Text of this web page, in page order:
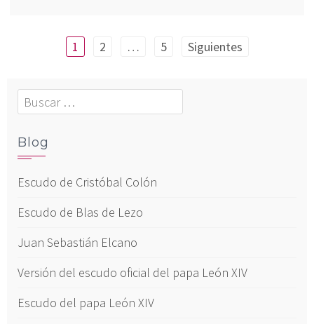
Paginación
entradas
1 2 … 5 Siguientes
Buscar:
Blog
Escudo de Cristóbal Colón
Escudo de Blas de Lezo
Juan Sebastián Elcano
Versión del escudo oficial del papa León XIV
Escudo del papa León XIV